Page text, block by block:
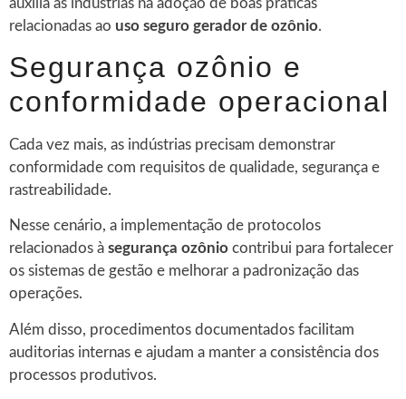
relacionadas ao uso seguro gerador de ozônio.
Segurança ozônio e
conformidade operacional
Cada vez mais, as indústrias precisam demonstrar
conformidade com requisitos de qualidade, segurança e
rastreabilidade.
Nesse cenário, a implementação de protocolos
relacionados à segurança ozônio contribui para fortalecer
os sistemas de gestão e melhorar a padronização das
operações.
Além disso, procedimentos documentados facilitam
auditorias internas e ajudam a manter a consistência dos
processos produtivos.